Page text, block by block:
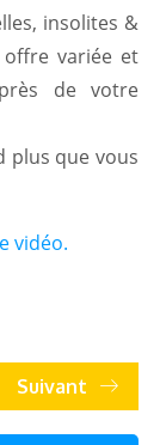
insolites &
offre variée et
de votre
plus que vous
vidéo.
Suivant